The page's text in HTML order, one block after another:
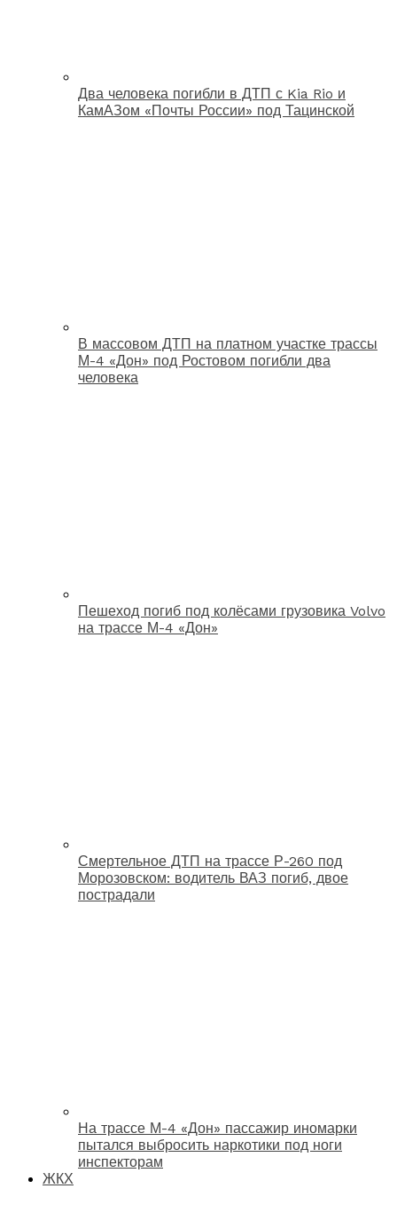
Два человека погибли в ДТП с Kia Rio и
КамАЗом «Почты России» под Тацинской
В массовом ДТП на платном участке трассы
М-4 «Дон» под Ростовом погибли два
человека
Пешеход погиб под колёсами грузовика Volvo
на трассе М-4 «Дон»
Смертельное ДТП на трассе Р-260 под
Морозовском: водитель ВАЗ погиб, двое
пострадали
На трассе М-4 «Дон» пассажир иномарки
пытался выбросить наркотики под ноги
инспекторам
ЖКХ